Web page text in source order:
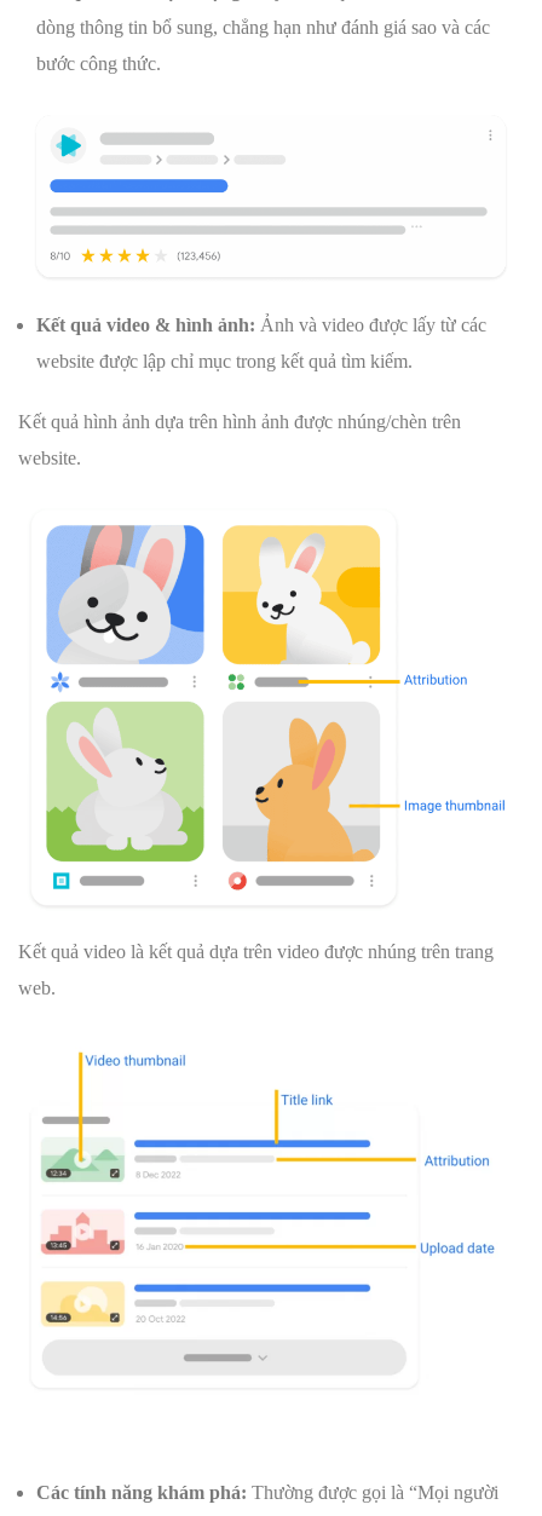
dòng thông tin bổ sung, chẳng hạn như đánh giá sao và các
bước công thức.
Kết quả video & hình ảnh: Ảnh và video được lấy từ các
website được lập chỉ mục trong kết quả tìm kiếm.
Kết quả hình ảnh dựa trên hình ảnh được nhúng/chèn trên
website.
Kết quả video là kết quả dựa trên video được nhúng trên trang
web.
Các tính năng khám phá: Thường được gọi là “Mọi người